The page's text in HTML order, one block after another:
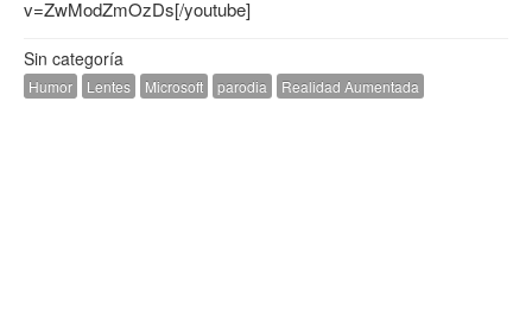
v=ZwModZmOzDs[/youtube]
Sin categoría
Humor Lentes Microsoft parodia Realidad Aumentada